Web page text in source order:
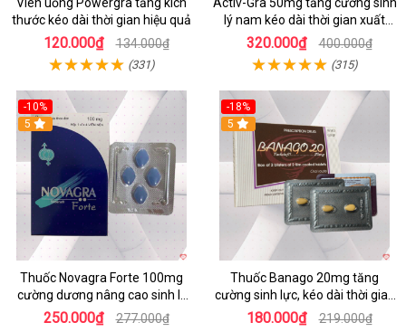
Viên uống Powergra tăng kích
thước kéo dài thời gian hiệu quả
120.000₫ 134.000₫
(331)
Activ-Gra 50mg tăng cường sinh
lý nam kéo dài thời gian xuất
tinh sớm
320.000₫ 400.000₫
(315)
-10%
Hot
5
Thuốc Novagra Forte 100mg
cường dương nâng cao sinh lý
an toàn hiệu quả
250.000₫ 277.000₫
-18%
5
Thuốc Banago 20mg tăng
cường sinh lực, kéo dài thời gian
xuất tinh, trị rối loạn cương
180.000₫ 219.000₫